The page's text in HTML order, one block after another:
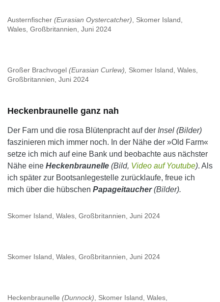
Austernfischer (Eurasian Oystercatcher) , Skomer Island,
Wales, Großbritannien, Juni 2024
Großer Brachvogel (Eurasian Curlew),
Skomer Island, Wales,
Großbritannien, Juni 2024
Heckenbraunelle ganz nah
Der Farn und die rosa Blütenpracht auf der Insel (Bilder)
faszinieren mich immer noch. In der Nähe der »Old Farm«
setze ich mich auf eine Bank und beobachte aus nächster
Nähe eine Heckenbraunelle (Bild, Video auf Youtube). Als
ich später zur Bootsanlegestelle zurücklaufe, freue ich
mich über die hübschen Papageitaucher(Bilder).
Skomer Island, Wales, Großbritannien, Juni 2024
Skomer Island, Wales, Großbritannien, Juni 2024
Heckenbraunelle (Dunnock) , Skomer Island, Wales,